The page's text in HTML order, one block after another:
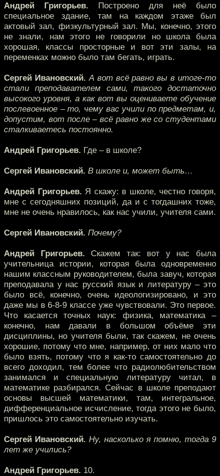
Андрей Григорьев. Построено для неё было
специальное здание, там на каждом этаже был
актовый зал, физкультурный зал. Мы, конечно, этого
не знали, нам этого не говорили но школа была
хорошая, классы просторные и вот эти залы, на
переменках можно было там бегать, играть.
Сергей Ивановский. А вот всё равно вы в итоге-то
стали преподавателем сами, такого достаточно
высокого уровня, а как вот вы оцениваете обучение
послевоенное – то, чему вас учили по предметам, и,
допустим, вот после – всё равно же со студентами
сталкиваетесь постоянно.
Андрей Григорьев. Где – в школе?
Сергей Ивановский. В школе и, может быть…
Андрей Григорьев. Я скажу: в школе, честно говоря,
мне с сегодняшних позиций, да и с тогдашних тоже,
мне не очень нравилось, как нас учили, учителя сами.
Сергей Ивановский. Почему?
Андрей Григорьев. Скажем так: вот у нас была
учительница истории, которая была одновременно
нашим классным руководителем, была завуч, которая
преподавала у нас русский язык и литературу – это
было всё, конечно, очень идеологизировано, и это
даже мы в 6-8-9 классе уже чувствовали. Это первое.
Что касается точных наук: физика, математика –
конечно, нам давали в большом объёме эти
дисциплины, но учителя были, так скажем, не очень
хорошие, потому что мне, например, от них мало что
было взять, потому что я как-то самостоятельно до
всего доходил, тем более что радиолюбительством
занимался и специальную литературу читал, в
математике разбирался. Сейчас в школе преподают
основы высшей математики, там, интегральное,
дифференциальное исчисление, тогда этого не было,
пришлось это самостоятельно изучать.
Сергей Ивановский. Ну, насколько я помню, тогда 9
лет же учились?
Андрей Григорьев. 10.